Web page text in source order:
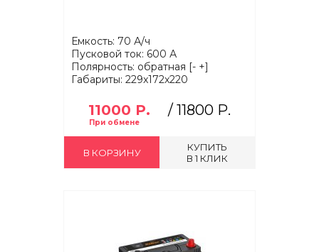
Емкость: 70 А/ч
Пусковой ток: 600 А
Полярность: обратная [- +]
Габариты: 229x172x220
11000 Р. / 11800 Р.
В КОРЗИНУ
КУПИТЬ
В 1 КЛИК